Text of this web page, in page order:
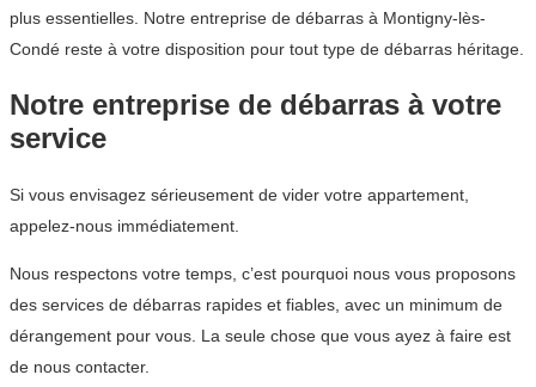
plus essentielles. Notre entreprise de débarras à Montigny-lès-
Condé reste à votre disposition pour tout type de débarras héritage.
Notre entreprise de débarras à votre
service
Si vous envisagez sérieusement de vider votre appartement,
appelez-nous immédiatement.
Nous respectons votre temps, c’est pourquoi nous vous proposons
des services de débarras rapides et fiables, avec un minimum de
dérangement pour vous. La seule chose que vous ayez à faire est
de nous contacter.